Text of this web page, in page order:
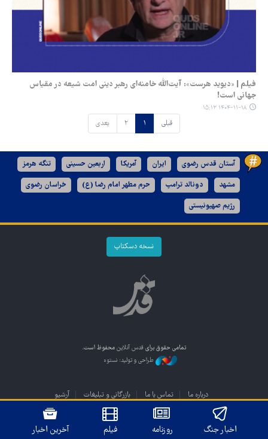
فیلم | «دیوید هرست»: آیت‌الله خامنه‌ای رهبر دینی امت شیعه در مقیاس
جهانی است!
۱۴۰۴-۱۱-۱۸ ۱۵:۱۳
قبلی ۱ ۲ بعدی
آستان قدس رضوی ایران آمریکا اربعین حسینی تنگه هرمز
مشهد دونالد ترامپ حرم مطهر امام رضا (ع) خراسان رضوی
رژیم صهیونیستی
نسخه دسکتاپ
تمامی حقوق برای قدس آنلاین محفوظ است.
طراحی و تولید: نستوه
درباره ما تماس با ما بازرگانی و تبلیغات آرشیو
اخبار جنگ روزنامه فیلم آخرین اخبار